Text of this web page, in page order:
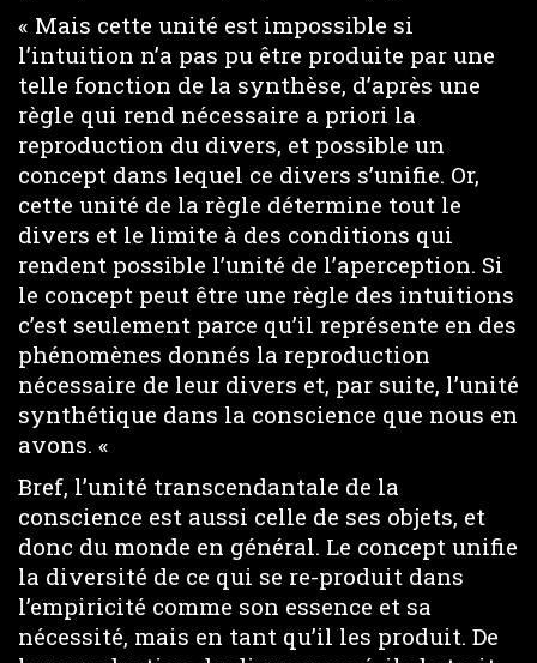
« Mais cette unité est impossible si
l’intuition n’a pas pu être produite par une
telle fonction de la synthèse, d’après une
règle qui rend nécessaire a priori la
reproduction du divers, et possible un
concept dans lequel ce divers s’unifie. Or,
cette unité de la règle détermine tout le
divers et le limite à des conditions qui
rendent possible l’unité de l’aperception. Si
le concept peut être une règle des intuitions
c’est seulement parce qu’il représente en des
phénomènes donnés la reproduction
nécessaire de leur divers et, par suite, l’unité
synthétique dans la conscience que nous en
avons. «
Bref, l’unité transcendantale de la
conscience est aussi celle de ses objets, et
donc du monde en général. Le concept unifie
la diversité de ce qui se re-produit dans
l’empiricité comme son essence et sa
nécessité, mais en tant qu’il les produit. De